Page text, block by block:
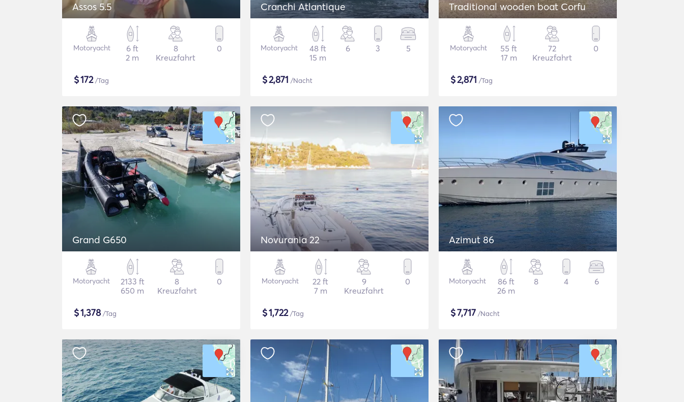
Assos 5.5
Motoryacht
6 ft
2 m
8
Kreuzfahrt
0
$172/Tag
Cranchi Atlantique
Motoryacht
48 ft
15 m
6 3 5
$2,871 /Nacht
Traditional wooden boat Corfu
Motoryacht
55 ft
17 m
72
Kreuzfahrt
0
$2,871 /Tag
Grand G650
Motoryacht
2133 ft
650 m
8
Kreuzfahrt
0
$1,378/Tag
Novurania 22
Motoryacht
22 ft
7 m
9
Kreuzfahrt
0
$1,722/Tag
Azimut 86
Motoryacht
86 ft
26 m
8 4 6
$7,717 /Nacht